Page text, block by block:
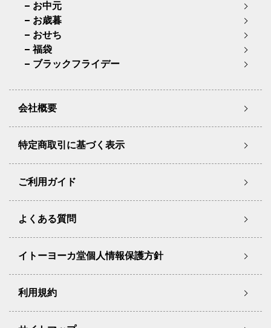
お中元
お歳暮
おせち
福袋
ブラックフライデー
会社概要
特定商取引に基づく表示
ご利用ガイド
よくある質問
イトーヨーカ堂個人情報保護方針
利用規約